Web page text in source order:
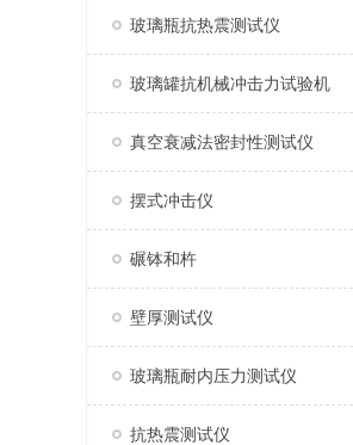
玻璃瓶抗热震测试仪
玻璃罐抗机械冲击力试验机
真空衰减法密封性测试仪
摆式冲击仪
碾钵和杵
壁厚测试仪
玻璃瓶耐内压力测试仪
抗热震测试仪